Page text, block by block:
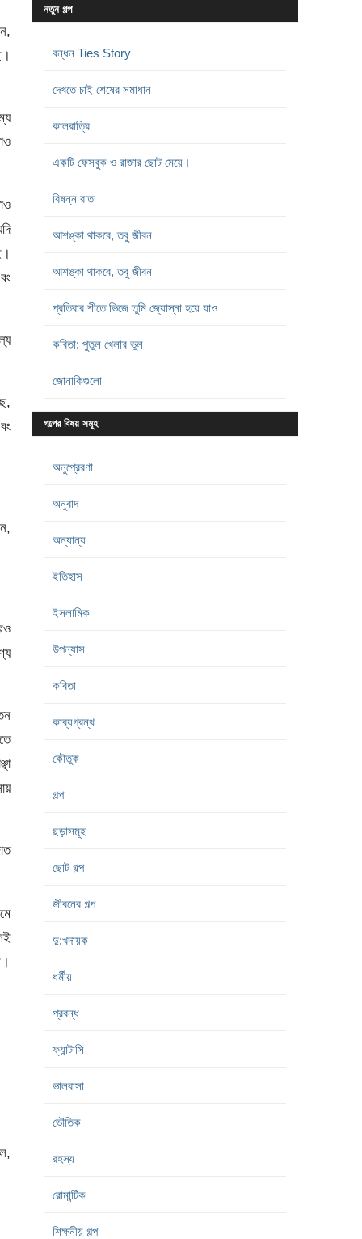
নতুন গল্প
বন্ধন Ties Story
দেখতে চাই শেষের সমাধান
কালরাত্রি
একটি ফেসবুক ও রাজার ছোট মেয়ে।
বিষন্ন রাত
আশঙ্কা থাকবে, তবু জীবন
আশঙ্কা থাকবে, তবু জীবন
প্রতিবার শীতে ভিজে তুমি জ্যোস্না হয়ে যাও
কবিতা: পুতুল খেলার ভুল
জোনাকিগুলো
গল্পের বিষয় সমূহ
অনুপ্রেরণা
অনুবাদ
অন্যান্য
ইতিহাস
ইসলামিক
উপন্যাস
কবিতা
কাব্যগ্রন্থ
কৌতুক
গল্প
ছড়াসমূহ
ছোট গল্প
জীবনের গল্প
দু:খদায়ক
ধর্মীয়
প্রবন্ধ
ফ্যান্টাসি
ভালবাসা
ভৌতিক
রহস্য
রোমান্টিক
শিক্ষনীয় গল্প